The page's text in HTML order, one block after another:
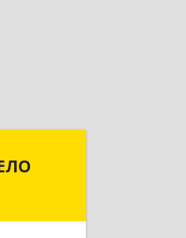
обл,